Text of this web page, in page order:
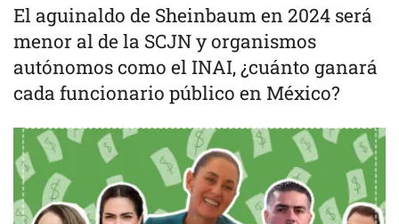
El aguinaldo de Sheinbaum en 2024 será
menor al de la SCJN y organismos
autónomos como el INAI, ¿cuánto ganará
cada funcionario público en México?